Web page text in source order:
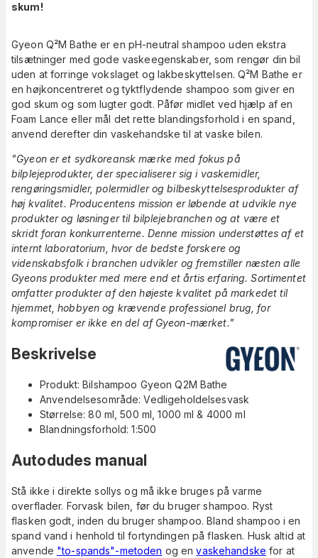
skum!
Gyeon Q²M Bathe er en pH-neutral shampoo uden ekstra
tilsætninger med gode vaskeegenskaber, som rengør din bil
uden at forringe vokslaget og lakbeskyttelsen. Q²M Bathe er
en højkoncentreret og tyktflydende shampoo som giver en
god skum og som lugter godt. Påfør midlet ved hjælp af en
Foam Lance eller mål det rette blandingsforhold i en spand,
anvend derefter din vaskehandske til at vaske bilen.
"Gyeon er et sydkoreansk mærke med fokus på
bilplejeprodukter, der specialiserer sig i vaskemidler,
rengøringsmidler, polermidler og bilbeskyttelsesprodukter af
høj kvalitet. Producentens mission er løbende at udvikle nye
produkter og løsninger til bilplejebranchen og at være et
skridt foran konkurrenterne. Denne mission understøttes af et
internt laboratorium, hvor de bedste forskere og
videnskabsfolk i branchen udvikler og fremstiller næsten alle
Gyeons produkter med mere end et årtis erfaring. Sortimentet
omfatter produkter af den højeste kvalitet på markedet til
hjemmet, hobbyen og krævende professionel brug, for
kompromiser er ikke en del af Gyeon-mærket."
Beskrivelse
Produkt: Bilshampoo Gyeon Q2M Bathe
Anvendelsesområde: Vedligeholdelsesvask
Størrelse: 80 ml, 500 ml, 1000 ml & 4000 ml
Blandningsforhold: 1:500
Autodudes manual
Stå ikke i direkte sollys og må ikke bruges på varme
overflader. Forvask bilen, før du bruger shampoo. Ryst
flasken godt, inden du bruger shampoo. Bland shampoo i en
spand vand i henhold til fortyndingen på flasken. Husk altid at
anvende "to-spands"-metoden og envaskehandske for at